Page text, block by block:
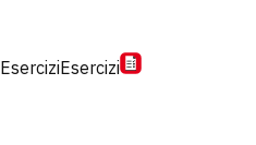
EserciziEsercizi